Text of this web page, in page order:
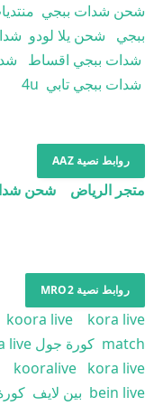
شحن شدات ببجي
ببجي
شحن يلا لودو
شدات ببجي اقساط
شدات ببجي تابي 4u
روابط نصية AAZ
متجر الرياض شحن
روابط نصية MRO2
koora live kora live
match كورة جول live
kooralive kora live
bein live بين لايف